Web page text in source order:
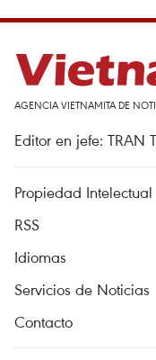
AGENCIA VIETNAMITA DE
Editor en jefe: TRAN
Propiedad Intelectual
RSS
Idiomas
Servicios de Noticias
Contacto